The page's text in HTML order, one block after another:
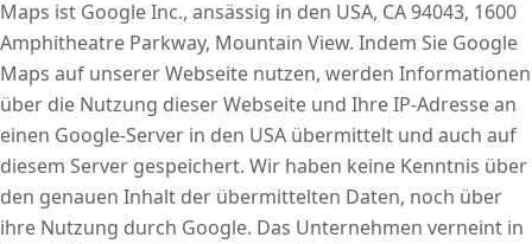
Maps ist Google Inc., ansässig in den USA, CA 94043, 1600
Amphitheatre Parkway, Mountain View. Indem Sie Google
Maps auf unserer Webseite nutzen, werden Informationen
über die Nutzung dieser Webseite und Ihre IP-Adresse an
einen Google-Server in den USA übermittelt und auch auf
diesem Server gespeichert. Wir haben keine Kenntnis über
den genauen Inhalt der übermittelten Daten, noch über
ihre Nutzung durch Google. Das Unternehmen verneint in